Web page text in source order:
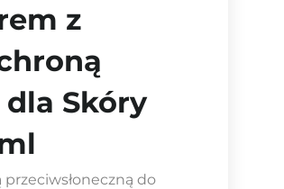
z
dla Skóry
do